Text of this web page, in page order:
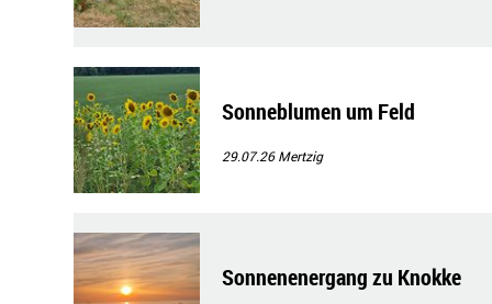
Sonneblumen um Feld
29.07.26Mertzig
Sonnenenergang zu Knokke